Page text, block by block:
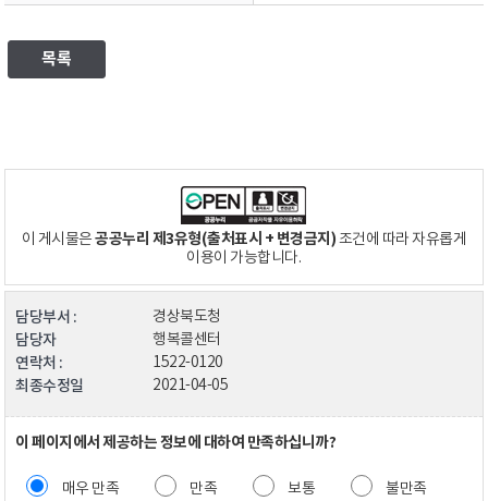
목록
이 게시물은공공누리 제3유형(출처표시 + 변경금지)조건에 따라 자유롭게
이용이 가능합니다.
담당부서 : 경상북도청
담당자 행복콜센터
연락처 : 1522-0120
최종수정일 2021-04-05
이 페이지에서 제공하는 정보에 대하여 만족하십니까?
매우 만족 만족 보통 불만족